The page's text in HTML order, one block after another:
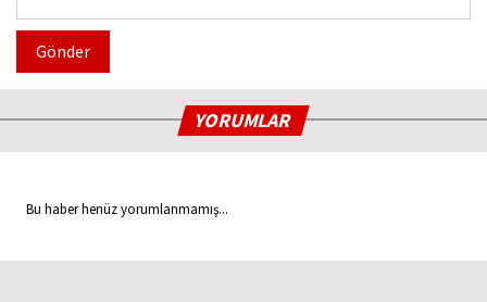
Gönder
YORUMLAR
Bu haber henüz yorumlanmamış...